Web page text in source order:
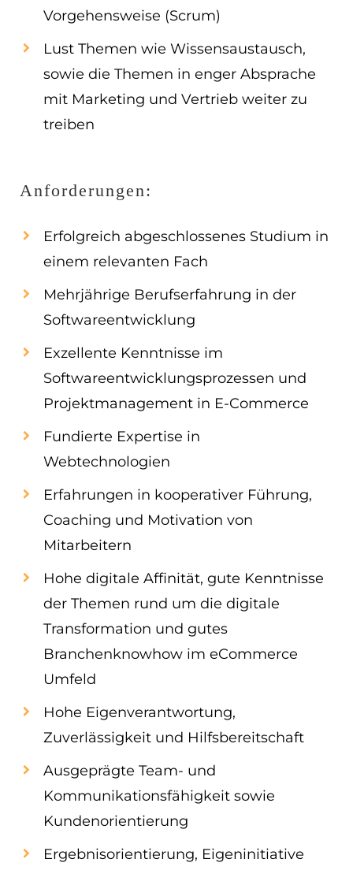
Vorgehensweise (Scrum)
Lust Themen wie Wissensaustausch,
sowie die Themen in enger Absprache
mit Marketing und Vertrieb weiter zu
treiben
Anforderungen:
Erfolgreich abgeschlossenes Studium in
einem relevanten Fach
Mehrjährige Berufserfahrung in der
Softwareentwicklung
Exzellente Kenntnisse im
Softwareentwicklungsprozessen und
Projektmanagement in E-Commerce
Fundierte Expertise in
Webtechnologien
Erfahrungen in kooperativer Führung,
Coaching und Motivation von
Mitarbeitern
Hohe digitale Affinität, gute Kenntnisse
der Themen rund um die digitale
Transformation und gutes
Branchenknowhow im eCommerce
Umfeld
Hohe Eigenverantwortung,
Zuverlässigkeit und Hilfsbereitschaft
Ausgeprägte Team- und
Kommunikationsfähigkeit sowie
Kundenorientierung
Ergebnisorientierung, Eigeninitiative